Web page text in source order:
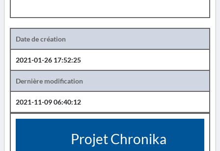
Date de création
2021-01-26 17:52:25
Dernière modification
2021-11-09 06:40:12
Projet Chronika